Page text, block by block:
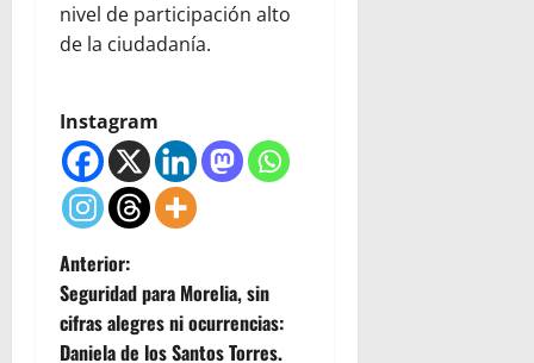
nivel de participación alto
de la ciudadanía.
Instagram
N
a
Anterior:
Seguridad para Morelia, sin
cifras alegres ni ocurrencias:
Daniela de los Santos Torres.